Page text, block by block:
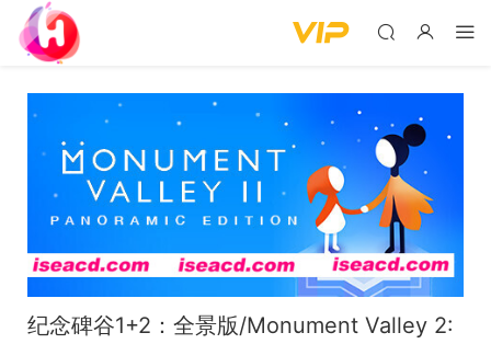
纪念碑谷1+2：全景版/Monument Valley 2: